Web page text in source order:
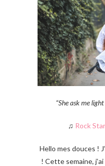
“She ask me
♫ Rock
Hello mes douces !
! Cette semaine,